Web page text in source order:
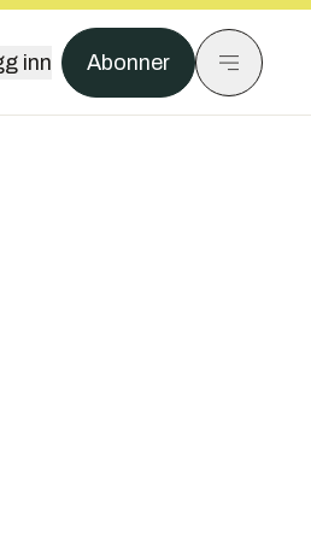
inn Abonner